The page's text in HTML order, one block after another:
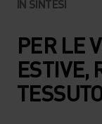
IN SINTESI
PER LE
ESTIVE,